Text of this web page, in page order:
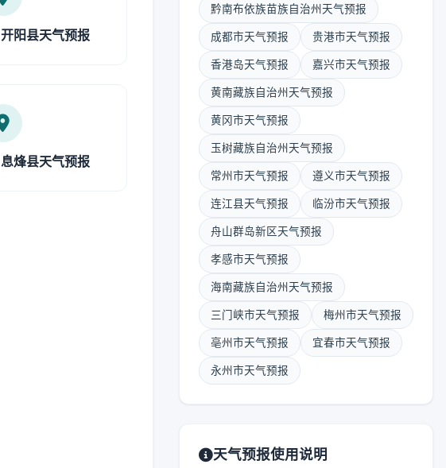
开阳县天气预报
息烽县天气预报
黔南布依族苗族自治州天气预报
成都市天气预报 贵港市天气预报
香港岛天气预报 嘉兴市天气预报
黄南藏族自治州天气预报
黄冈市天气预报
玉树藏族自治州天气预报
常州市天气预报 遵义市天气预报
连江县天气预报 临汾市天气预报
舟山群岛新区天气预报
孝感市天气预报
海南藏族自治州天气预报
三门峡市天气预报 梅州市天气预报
亳州市天气预报 宜春市天气预报
永州市天气预报
天气预报使用说明